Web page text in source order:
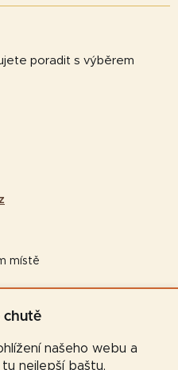
chutě
našeho webu a
nejlepší baštu,
poradit s výběrem
místě